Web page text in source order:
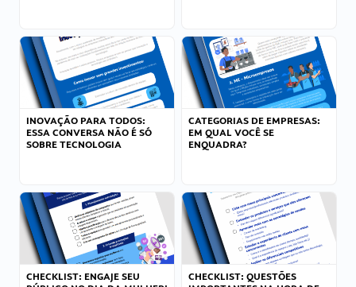
INOVAÇÃO PARA TODOS:
ESSA CONVERSA NÃO É SÓ
SOBRE TECNOLOGIA
CATEGORIAS DE EMPRESAS:
EM QUAL VOCÊ SE
ENQUADRA?
CHECKLIST: ENGAJE SEU
CHECKLIST: QUESTÕES